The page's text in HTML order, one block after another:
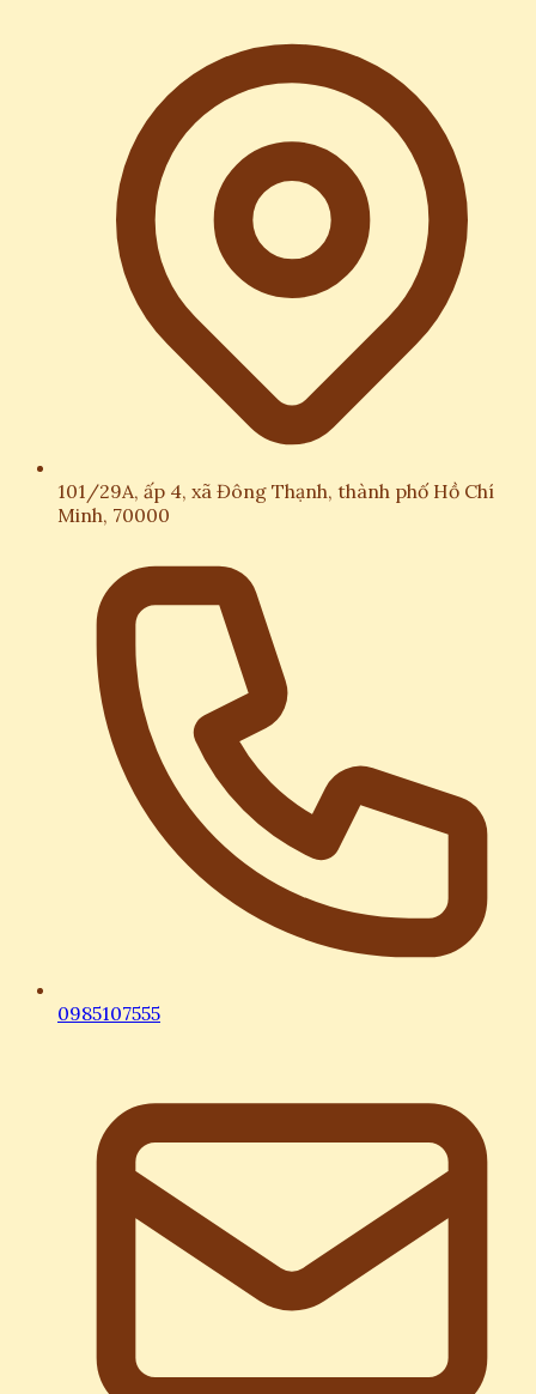
101/29A, ấp 4, xã Đông Thạnh, thành phố Hồ Chí
Minh, 70000
0985107555